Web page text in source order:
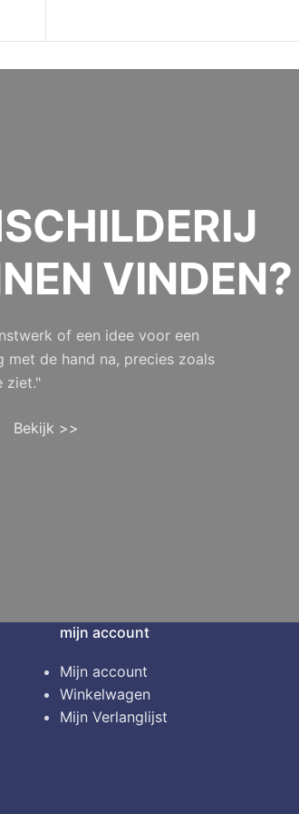
VINDEN?
of een idee voor een
met de hand na, precies zoals
ziet."
Bekijk >>
mijn account
Mijn account
Winkelwagen
Mijn Verlanglijst